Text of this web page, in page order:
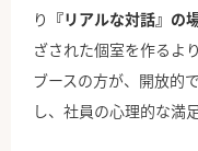
り 『リアルな対話』の
ざされた個室を作るよ
ブースの方が、開放的
し、社員の心理的な満